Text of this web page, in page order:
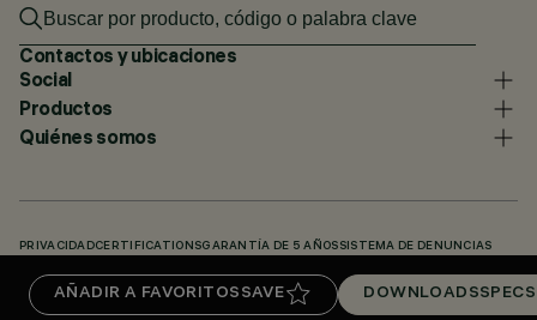
AÑADIR A FAVORITOS SAVE DOWNLOADSSPECS
Contactos y ubicaciones
Social
Productos
Quiénes somos
PRIVACIDADCERTIFICATIONSGARANTÍA DE 5 AÑOS SISTEMA DE DENUNCIAS
KNOWLEDGE BASE (LOGIN REQUIRED)DOWNLOADS